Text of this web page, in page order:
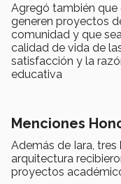
Agregó también que
generen proyectos
comunidad y que
calidad de vida de
satisfacción y la
educativa
Menciones
Además de Iara, tres
arquitectura
proyectos